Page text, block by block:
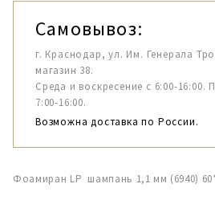
Самовывоз:
г. Краснодар, ул. Им. Генерала
магазин 38.
Среда и воскресение с 6:00-16:00.
7:00-16:00.
Возможна доставка по России.
Фоамиран LP шампань 1,1 мм (6940)